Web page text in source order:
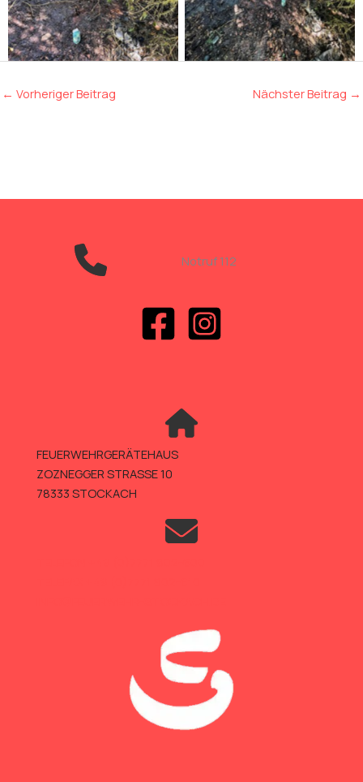
← Vorheriger Beitrag Nächster Beitrag →
Notruf 112
FEUERWEHRGERÄTEHAUS
ZOZNEGGER STRASSE 10
78333 STOCKACH